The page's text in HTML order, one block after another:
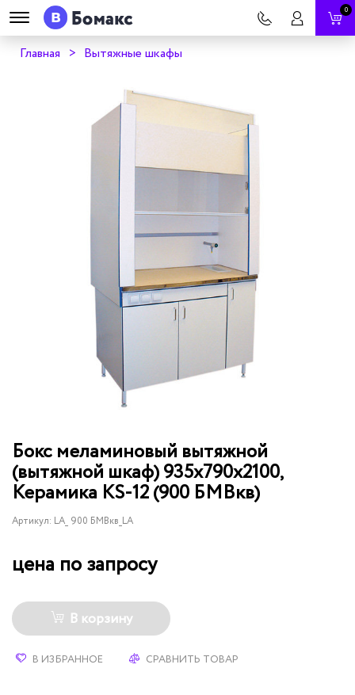
0
Главная Вытяжные шкафы
Бокс меламиновый вытяжной
(вытяжной шкаф) 935x790x2100,
Керамика KS-12 (900 БМВкв)
Артикул: LA_ 900 БМВкв_LA
цена по запросу
В корзину
В ИЗБРАННОЕ СРАВНИТЬ ТОВАР